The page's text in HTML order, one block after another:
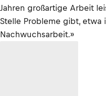
Jahren großartige Arbeit
Stelle Probleme gibt,
Nachwuchsarbeit.»